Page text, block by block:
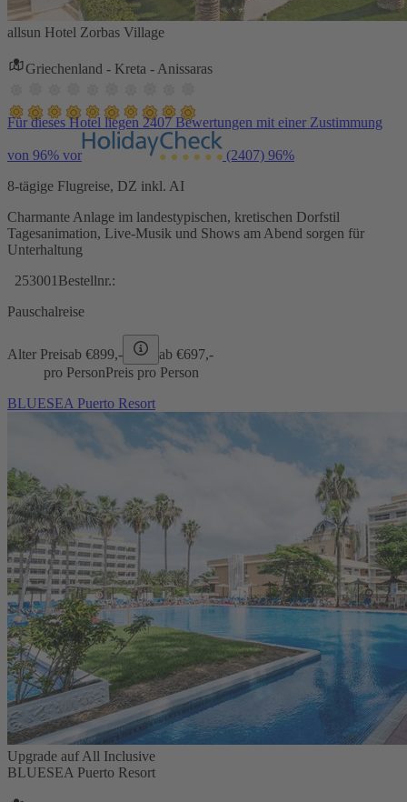
allsun Hotel Zorbas Village
Griechenland - Kreta - Anissaras
Für dieses Hotel liegen 2407 Bewertungen mit einer Zustimmung
von 96% vor (2407) 96%
8-tägige Flugreise, DZ inkl. AI
Charmante Anlage im landestypischen, kretischen Dorfstil
Tagesanimation, Live-Musik und Shows am Abend sorgen für
Unterhaltung
253001 Bestellnr.:
Pauschalreise
Alter Preisab €899,- ab €697,-
pro PersonPreis pro Person
BLUESEA Puerto Resort
Upgrade auf All Inclusive
BLUESEA Puerto Resort